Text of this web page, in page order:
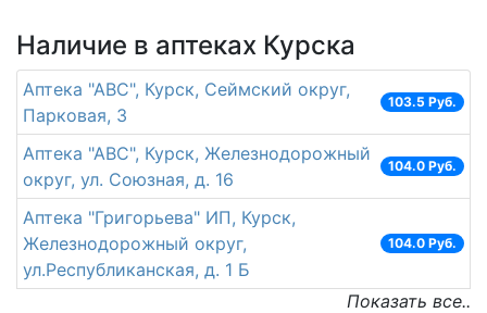
Наличие в аптеках Курска
Аптека "АВС", Курск, Сеймский округ,
Парковая, 3
103.5 Руб.
Аптека "АВС", Курск, Железнодорожный
округ, ул. Союзная, д. 16
104.0 Руб.
Аптека "Григорьева" ИП, Курск,
Железнодорожный округ,
ул.Республиканская, д. 1 Б
104.0 Руб.
Показать все..